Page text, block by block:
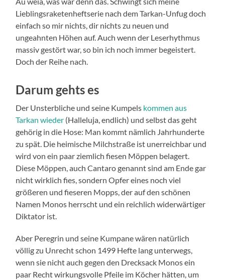
Lieblingsraketenheftserie nach dem Tarkan-Unfug doch
einfach so mir nichts, dir nichts zu neuen und
ungeahnten Höhen auf. Auch wenn der Leserhythmus
massiv gestört war, so bin ich noch immer begeistert.
Doch der Reihe nach.
Darum gehts es
Der Unsterbliche und seine Kumpels kommen aus
Tarkan wieder (Halleluja, endlich) und selbst das geht
gehörig in die Hose: Man kommt nämlich Jahrhunderte
zu spät. Die heimische Milchstraße ist unerreichbar und
wird von ein paar ziemlich fiesen Möppen belagert.
Diese Möppen, auch Cantaro genannt sind am Ende gar
nicht wirklich fies, sondern Opfer eines noch viel
größeren und fieseren Mopps, der auf den schönen
Namen Monos herrscht und ein reichlich widerwärtiger
Diktator ist.
Aber Peregrin und seine Kumpane wären natürlich
völlig zu Unrecht schon 1499 Hefte lang unterwegs,
wenn sie nicht auch gegen den Drecksack Monos ein
paar Recht wirkungsvolle Pfeile im Köcher hätten, um